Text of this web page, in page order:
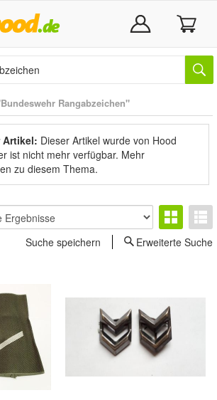
Rangabzeichen"
Artikel: Dieser Artikel wurde von Hood
ist nicht mehr verfügbar. Mehr
zu diesem Thema.
Suche speichern
Erweiterte Suche